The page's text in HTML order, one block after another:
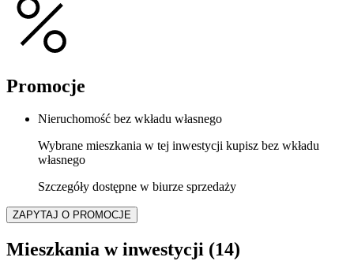
Promocje
Nieruchomość bez wkładu własnego
Wybrane mieszkania w tej inwestycji kupisz bez wkładu
własnego
Szczegóły dostępne w biurze sprzedaży
ZAPYTAJ O PROMOCJE
Mieszkania w inwestycji (14)